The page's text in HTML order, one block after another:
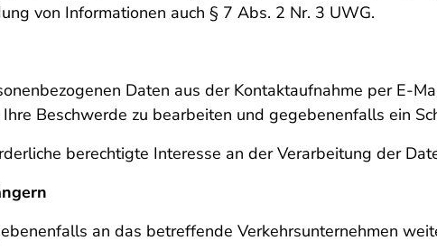
von Informationen auch § 7 Abs. 2 Nr. 3 UWG.
Daten aus der Kontaktaufnahme per E-
Beschwerde zu bearbeiten und gegebenenfalls ein
berechtigte Interesse an der Verarbeitung der
an das betreffende Verkehrsunternehmen